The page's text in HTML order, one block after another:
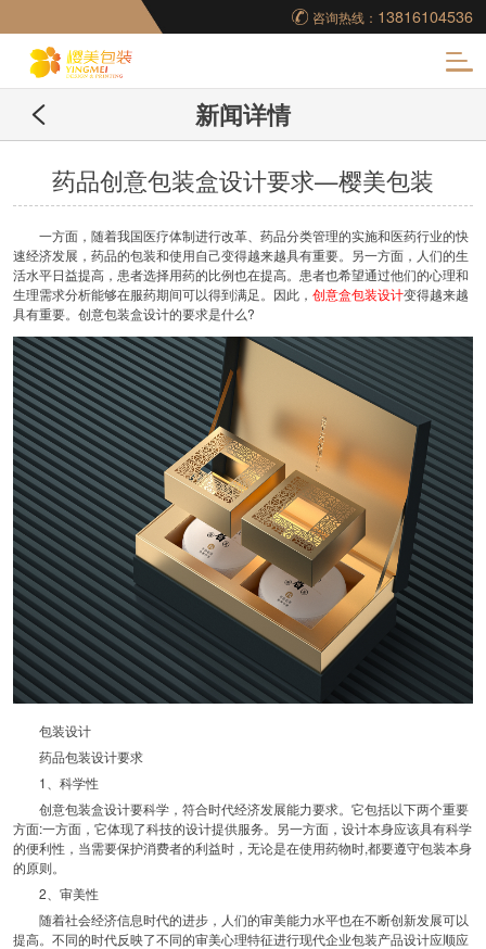
咨询热线： 13816104536
妆品包装盒工厂,高档
包装盒定制,创意包装
盒设计,包装盒制作
新闻详情
药品创意包装盒设计要求—樱美包装
一方面，随着我国医疗体制进行改革、药品分类管理的实施和医药行业的快
速经济发展，药品的包装和使用自己变得越来越具有重要。另一方面，人们的生
活水平日益提高，患者选择用药的比例也在提高。患者也希望通过他们的心理和
生理需求分析能够在服药期间可以得到满足。因此， 创意盒包装设计变得越来越
具有重要。创意包装盒设计的要求是什么?
包装设计
药品包装设计要求
1、科学性
创意包装盒设计要科学，符合时代经济发展能力要求。它包括以下两个重要
方面:一方面，它体现了科技的设计提供服务。另一方面，设计本身应该具有科学
的便利性，当需要保护消费者的利益时，无论是在使用药物时,都要遵守包装本身
的原则。
2、审美性
随着社会经济信息时代的进步，人们的审美能力水平也在不断创新发展可以
提高。不同的时代反映了不同的审美心理特征进行现代企业包装产品设计应顺应